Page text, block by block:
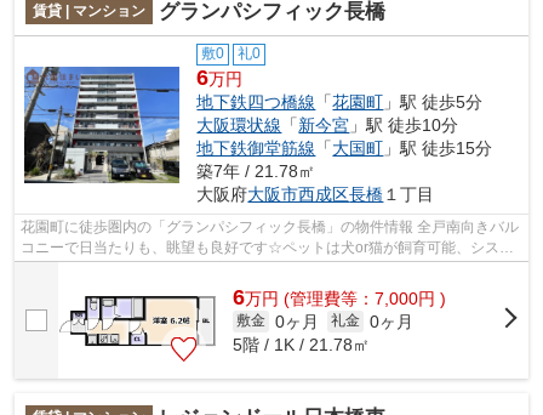
賃貸 | マンション グランパシフィック長橋
敷0 礼0
6万円
地下鉄四つ橋線 「花園町 」駅 徒歩5分
大阪環状線 「新今宮 」駅 徒歩10分
地下鉄御堂筋線 「大国町 」駅 徒歩15分
築7年 / 21.78㎡
大阪府大阪市西成区長橋 １丁目
花園町に徒歩圏内の「グランパシフィック長橋」の物件情報 全戸南向きバル
コニーで日当たりも、眺望も良好です☆ペットは犬or猫が飼育可能、システ
6万円 (管理費等：7,000円 )
敷金 0ヶ月 礼金 0ヶ月
5階 / 1K / 21.78㎡